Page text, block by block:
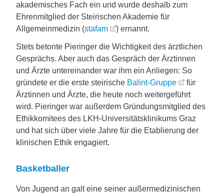
akademisches Fach ein und wurde deshalb zum
Ehrenmitglied der Steirischen Akademie für
Allgemeinmedizin (stafam ) ernannt.
Stets betonte Pieringer die Wichtigkeit des ärztlichen
Gesprächs. Aber auch das Gespräch der Ärztinnen
und Ärzte untereinander war ihm ein Anliegen: So
gründete er die erste steirische Balint-Gruppe
für
Ärztinnen und Ärzte, die heute noch weitergeführt
wird. Pieringer war außerdem Gründungsmitglied des
Ethikkomitees des LKH-Universitätsklinikums Graz
und hat sich über viele Jahre für die Etablierung der
klinischen Ethik engagiert.
Basketballer
Von Jugend an galt eine seiner außermedizinischen